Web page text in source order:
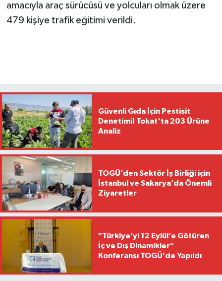
amacıyla araç sürücüsü ve yolcuları olmak üzere
479 kişiye trafik eğitimi verildi.
Güvenli Gıda İçin Pestisit
Denetimi! Tokat'ta 203 Ürüne
Analiz
TOGÜ’den Sektör İş Birliği için
İstanbul ve Sakarya’da Önemli
Ziyaretler
"Türkiye’yi 12 Eylül’e Götüren
İç ve Dış Dinamikler"
Konferansı TOGÜ’de Yapıldı